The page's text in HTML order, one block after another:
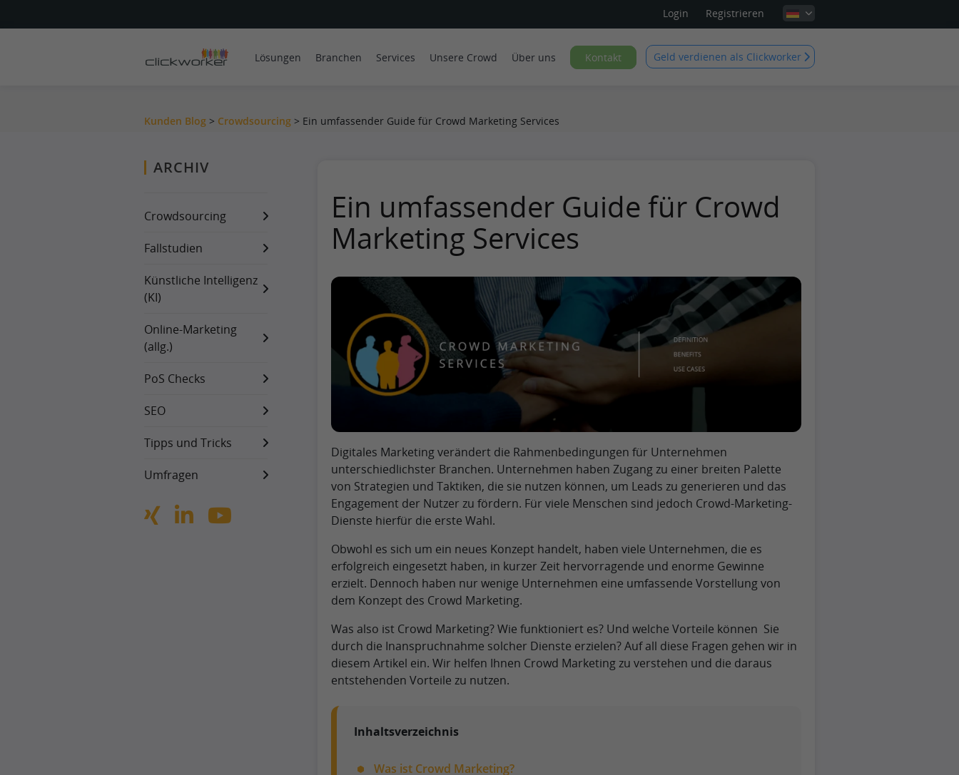
Login Registrieren
Lösungen Branchen Services Unsere Crowd Über uns Kontakt Geld verdienen als Clickworker
Kunden Blog > Crowdsourcing > Ein umfassender Guide für Crowd Marketing Services
ARCHIV
Crowdsourcing
Fallstudien
Künstliche Intelligenz
(KI)
Online-Marketing
(allg.)
PoS Checks
SEO
Tipps und Tricks
Umfragen
Ein umfassender Guide für Crowd
Marketing Services
Digitales Marketing verändert die Rahmenbedingungen für Unternehmen
unterschiedlichster Branchen. Unternehmen haben Zugang zu einer breiten Palette
von Strategien und Taktiken, die sie nutzen können, um Leads zu generieren und das
Engagement der Nutzer zu fördern. Für viele Menschen sind jedoch Crowd-Marketing-
Dienste hierfür die erste Wahl.
Obwohl es sich um ein neues Konzept handelt, haben viele Unternehmen, die es
erfolgreich eingesetzt haben, in kurzer Zeit hervorragende und enorme Gewinne
erzielt. Dennoch haben nur wenige Unternehmen eine umfassende Vorstellung von
dem Konzept des Crowd Marketing.
Was also ist Crowd Marketing? Wie funktioniert es? Und welche Vorteile können Sie
durch die Inanspruchnahme solcher Dienste erzielen? Auf all diese Fragen gehen wir in
diesem Artikel ein. Wir helfen Ihnen Crowd Marketing zu verstehen und die daraus
entstehenden Vorteile zu nutzen.
Inhaltsverzeichnis
Was ist Crowd Marketing?